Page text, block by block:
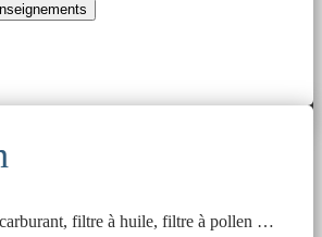
filtre à huile, filtre à pollen …